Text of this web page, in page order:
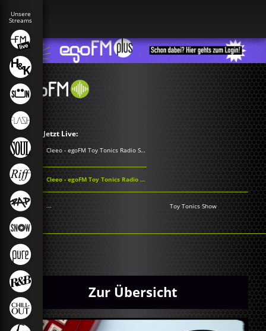
Jetzt Live:
Cleeo - egoFM Toy Tonics Radio Show
Cleeo - egoFM Toy Tonics Radio Show
... Toy Tonics Show
Zur Übersicht